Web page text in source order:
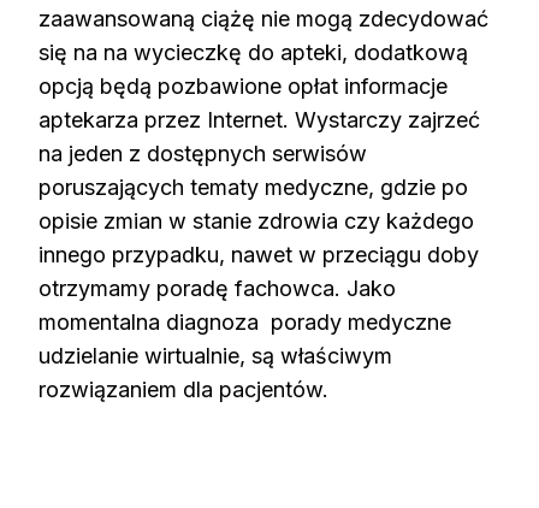
zaawansowaną ciążę nie mogą zdecydować
się na na wycieczkę do apteki, dodatkową
opcją będą pozbawione opłat informacje
aptekarza przez Internet. Wystarczy zajrzeć
na jeden z dostępnych serwisów
poruszających tematy medyczne, gdzie po
opisie zmian w stanie zdrowia czy każdego
innego przypadku, nawet w przeciągu doby
otrzymamy poradę fachowca. Jako
momentalna diagnoza porady medyczne
udzielanie wirtualnie, są właściwym
rozwiązaniem dla pacjentów.